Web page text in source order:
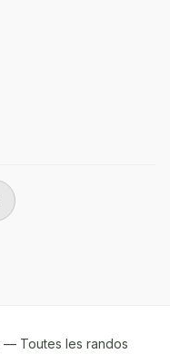
— Toutes les randos